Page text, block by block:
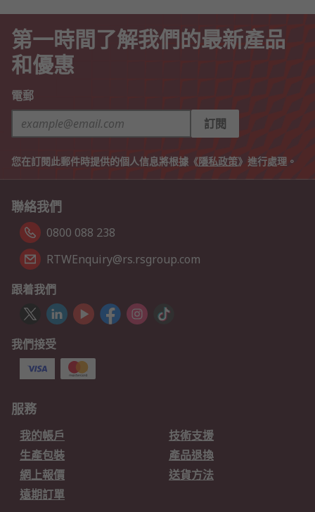
第一時間了解我們的最新產品
和優惠
電郵
訂閱
您在訂閱此郵件時提供的個人信息將根據《隱私政策》進行處理。
聯絡我們
0800 088 238
RTWEnquiry@rs.rsgroup.com
跟着我們
我們接受
服務
我的帳戶
技術支援
生產包裝
產品退換
網上報價
送貨方法
遠期訂單